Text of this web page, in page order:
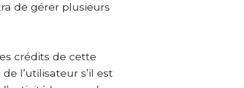
de gérer plusieurs
crédits de cette
l’utilisateur s’il est